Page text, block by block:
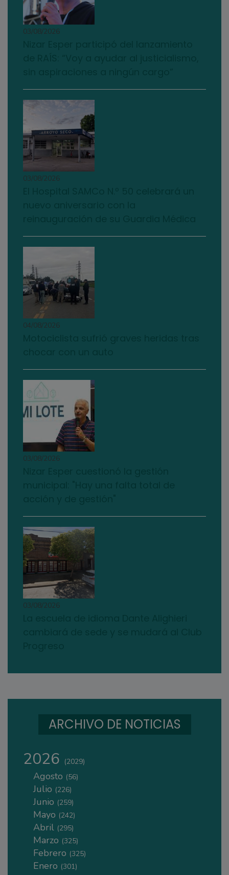
03/08/2026
03/08/2026
04/08/2026
03/08/2026
03/08/2026
ARCHIVO DE NOTICIAS
2026 (2029)
Agosto (56)
Julio (226)
Junio (259)
Mayo (242)
Abril (295)
Marzo (325)
Febrero (325)
Enero (301)